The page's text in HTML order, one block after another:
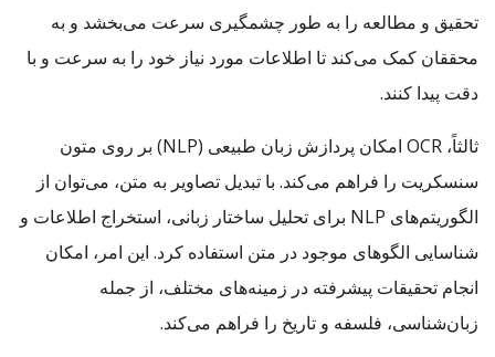
تحقیق و مطالعه را به طور چشمگیری سرعت می‌بخشد و به
محققان کمک می‌کند تا اطلاعات مورد نیاز خود را به سرعت و با
دقت پیدا کنند.
ثالثاً، OCR امکان پردازش زبان طبیعی (NLP) بر روی متون
سنسکریت را فراهم می‌کند. با تبدیل تصاویر به متن، می‌توان از
الگوریتم‌های NLP برای تحلیل ساختار زبانی، استخراج اطلاعات و
شناسایی الگوهای موجود در متن استفاده کرد. این امر، امکان
انجام تحقیقات پیشرفته در زمینه‌های مختلف، از جمله
زبان‌شناسی، فلسفه و تاریخ را فراهم می‌کند.